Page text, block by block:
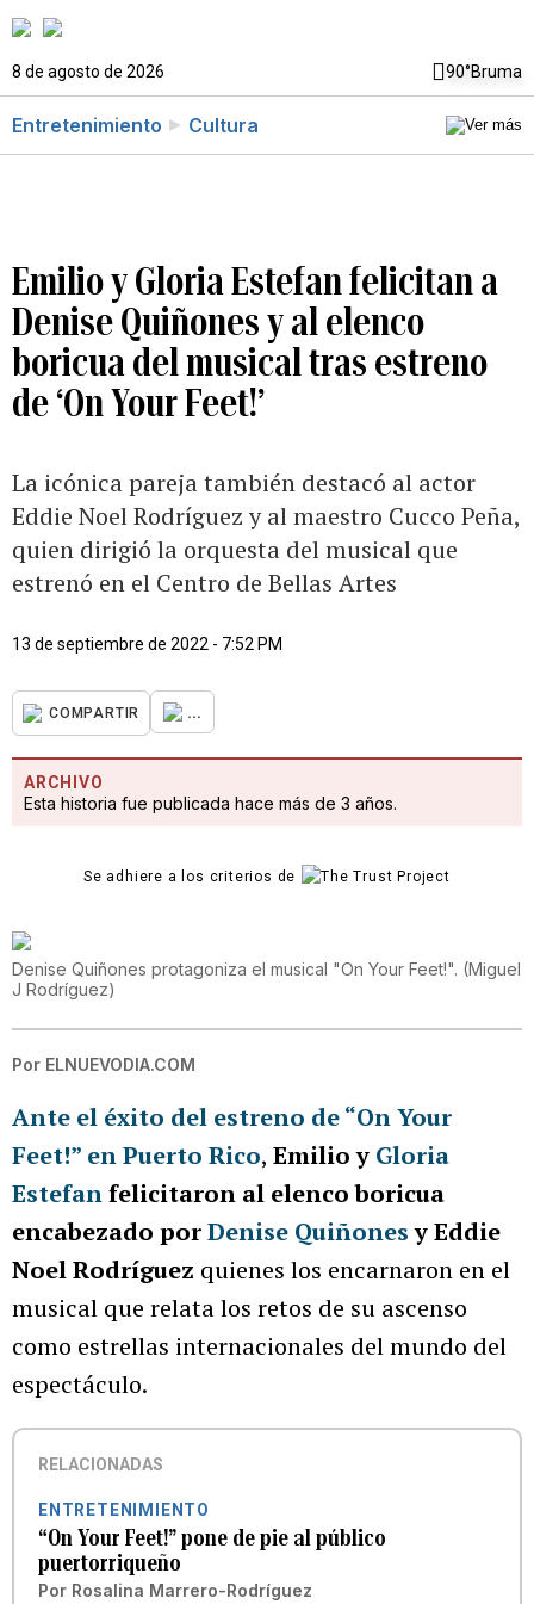
8 de agosto de 2026 90°Bruma
Entretenimiento Cultura
Emilio y Gloria Estefan felicitan a
Denise Quiñones y al elenco
boricua del musical tras estreno
de ‘On Your Feet!’
La icónica pareja también destacó al actor
Eddie Noel Rodríguez y al maestro Cucco Peña,
quien dirigió la orquesta del musical que
estrenó en el Centro de Bellas Artes
13 de septiembre de 2022 - 7:52 PM
COMPARTIR ...
ARCHIVO
Esta historia fue publicada hace más de 3 años.
Se adhiere a los criterios de
Denise Quiñones protagoniza el musical "On Your Feet!". (Miguel
J Rodríguez)
Por ELNUEVODIA.COM
Ante el éxito del estreno de “On Your
Feet!” en Puerto Rico, Emilio y Gloria
Estefanfelicitaron al elenco boricua
encabezado porDenise Quiñonesy Eddie
Noel Rodríguez quienes los encarnaron en el
musical que relata los retos de su ascenso
como estrellas internacionales del mundo del
espectáculo.
RELACIONADAS
ENTRETENIMIENTO
“On Your Feet!” pone de pie al público
puertorriqueño
Por Rosalina Marrero-Rodríguez